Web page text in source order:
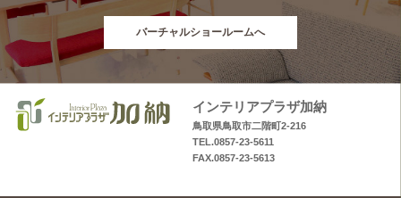
バーチャルショールームへ
インテリアプラザ加納
鳥取県鳥取市二階町2-216
TEL.0857-23-5611
FAX.0857-23-5613